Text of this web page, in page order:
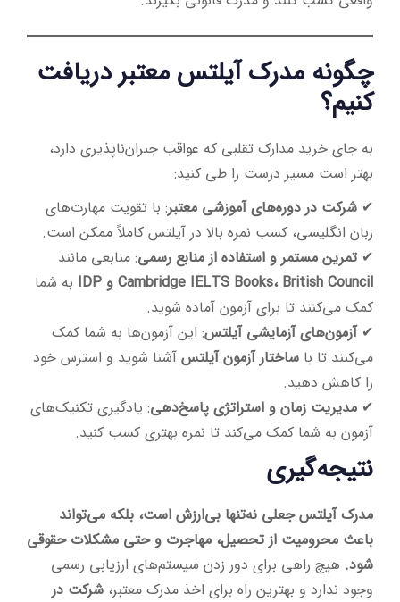
چگونه مدرک آیلتس معتبر دریافت
کنیم؟
به جای خرید مدارک تقلبی که عواقب جبران‌ناپذیری دارد،
بهتر است مسیر درست را طی کنید:
✔ شرکت در دوره‌های آموزشی معتبر: با تقویت مهارت‌های
زبان انگلیسی، کسب نمره بالا در آیلتس کاملاً ممکن است.
✔ تمرین مستمر و استفاده از منابع رسمی: منابعی مانند
Cambridge IELTS Books، British Council و IDP
به شما
کمک می‌کنند تا برای آزمون آماده شوید.
✔آزمون‌های آزمایشی آیلتس: این آزمون‌ها به شما کمک
می‌کنند تا با ساختار آزمون آیلتس آشنا شوید و استرس خود
را کاهش دهید.
✔ مدیریت زمان و استراتژی پاسخ‌دهی: یادگیری تکنیک‌های
آزمون به شما کمک می‌کند تا نمره بهتری کسب کنید.
نتیجه‌گیری
مدرک آیلتس جعلی نه‌تنها بی‌ارزش است، بلکه می‌تواند
باعث محرومیت از تحصیل، مهاجرت و حتی مشکلات حقوقی
شود. هیچ راهی برای دور زدن سیستم‌های ارزیابی رسمی
وجود ندارد و بهترین راه برای اخذ مدرک معتبر، شرکت در